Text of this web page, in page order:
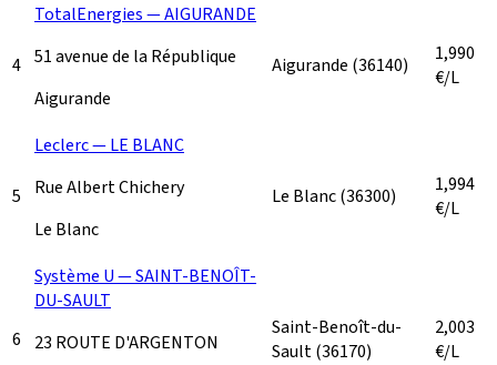
4
TotalEnergies — AIGURANDE
51 avenue de la République
Aigurande
Aigurande (36140)
1,990
€/L
5
Leclerc — LE BLANC
Rue Albert Chichery
Le Blanc
Le Blanc(36300)
1,994
€/L
6
Système U — SAINT-BENOÎT-
DU-SAULT
23 ROUTE D'ARGENTON
Saint-Benoît-du-
Sault(36170)
2,003
€/L